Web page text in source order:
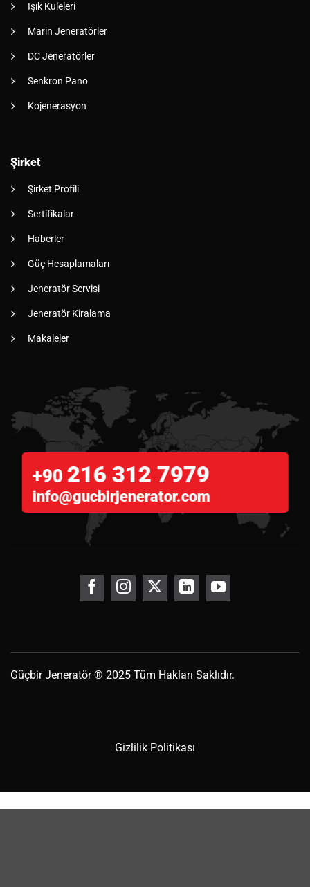
Işık Kuleleri
Marin Jeneratörler
DC Jeneratörler
Senkron Pano
Kojenerasyon
Şirket
Şirket Profili
Sertifikalar
Haberler
Güç Hesaplamaları
Jeneratör Servisi
Jeneratör Kiralama
Makaleler
+90 216 312 7979
info@gucbirjenerator.com
GüçbirJeneratör® 2025 Tüm Hakları Saklıdır.
Gizlilik Politikası